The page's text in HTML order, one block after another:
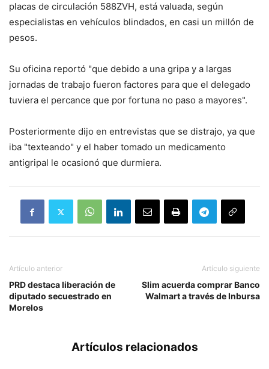
placas de circulación 588ZVH, está valuada, según
especialistas en vehículos blindados, en casi un millón de
pesos.
Su oficina reportó "que debido a una gripa y a largas
jornadas de trabajo fueron factores para que el delegado
tuviera el percance que por fortuna no paso a mayores".
Posteriormente dijo en entrevistas que se distrajo, ya que
iba "texteando" y el haber tomado un medicamento
antigripal le ocasionó que durmiera.
Artículo anterior
PRD destaca liberación de
diputado secuestrado en
Morelos
Artículo siguiente
Slim acuerda comprar Banco
Walmart a través de Inbursa
Artículos relacionados